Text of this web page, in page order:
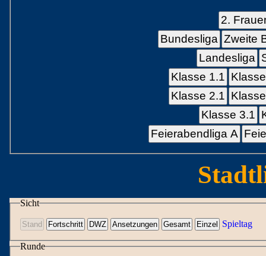
2.
Bundesliga Zweite
Landesliga
Klasse 1.1
Klasse 2.1
Klasse 3.1
Feierabendliga A
Sicht
Spieltag
Runde